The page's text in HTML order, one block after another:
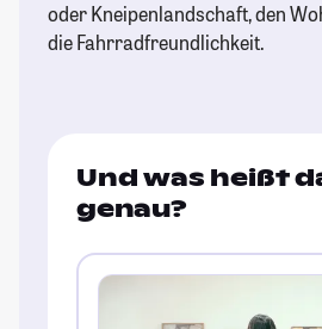
oder Kneipenlandschaft, den
die Fahrradfreundlichkeit.
Und was heißt
genau?